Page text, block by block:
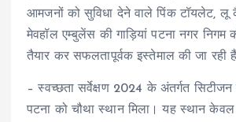
आमजनों को सुविधा देने वाले पिंक टॉयलेट, लू
मेवहॉल एम्बुलेंस की गाड़ियां पटना नगर निगम
तैयार कर सफलतापूर्वक इस्तेमाल की जा रही
– स्वच्छता सर्वेक्षण 2024 के अंतर्गत
पटना को चौथा स्थान मिला। यह स्थान केवल